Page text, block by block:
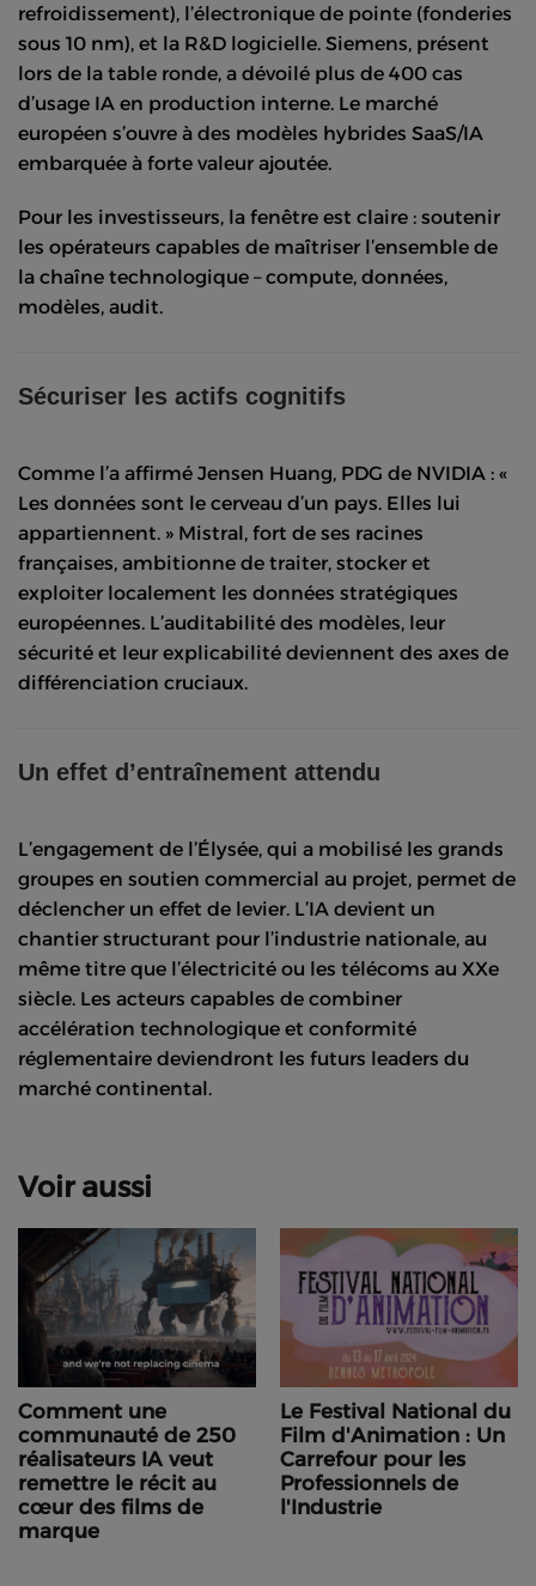
refroidissement), l’électronique de pointe (fonderies
sous 10 nm), et la R&D logicielle. Siemens, présent
lors de la table ronde, a dévoilé plus de 400 cas
d’usage IA en production interne. Le marché
européen s’ouvre à des modèles hybrides SaaS/IA
embarquée à forte valeur ajoutée.
Pour les investisseurs, la fenêtre est claire : soutenir
les opérateurs capables de maîtriser l’ensemble de
la chaîne technologique – compute, données,
modèles, audit.
Sécuriser les actifs cognitifs
Comme l’a affirmé Jensen Huang, PDG de NVIDIA : «
Les données sont le cerveau d’un pays. Elles lui
appartiennent. » Mistral, fort de ses racines
françaises, ambitionne de traiter, stocker et
exploiter localement les données stratégiques
européennes. L’auditabilité des modèles, leur
sécurité et leur explicabilité deviennent des axes de
différenciation cruciaux.
Un effet d’entraînement attendu
L’engagement de l’Élysée, qui a mobilisé les grands
groupes en soutien commercial au projet, permet de
déclencher un effet de levier. L’IA devient un
chantier structurant pour l’industrie nationale, au
même titre que l’électricité ou les télécoms au XXe
siècle. Les acteurs capables de combiner
accélération technologique et conformité
réglementaire deviendront les futurs leaders du
marché continental.
Voir aussi
Comment une
communauté de 250
réalisateurs IA veut
remettre le récit au
cœur des films de
marque
Le Festival National du
Film d'Animation : Un
Carrefour pour les
Professionnels de
l'Industrie